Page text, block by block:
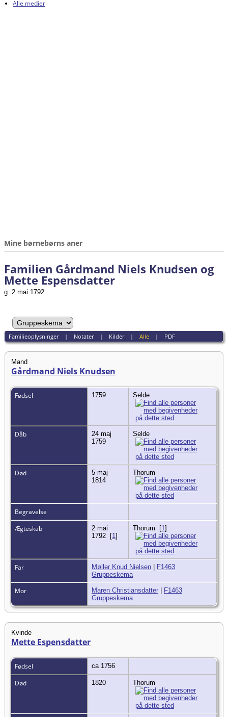
Alle medier
Mine børnebørns aner
Familien Gårdmand Niels Knudsen og
Mette Espensdatter
g. 2 mai 1792
Familieoplysninger| Notater| Kilder| Alle| PDF
Mand
Gårdmand Niels Knudsen
Fødsel 1759 Selde
Dåb
24 maj
1759
Selde
Død
5 maj
1814
Thorum
Begravelse
Ægteskab
2 mai
1792
[1]
Thorum [1]
Far Møller Knud Nielsen
F1463
Gruppeskema
Mor Maren Christiansdatter
F1463
Gruppeskema
Kvinde
Mette Espensdatter
Fødsel ca 1756
Død 1820 Thorum